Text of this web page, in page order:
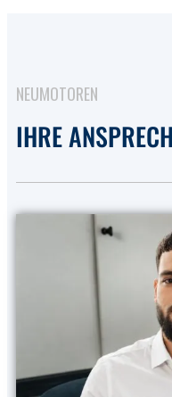
NEUMOTOREN
IHRE